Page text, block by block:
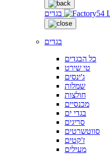
בגדים
בגדים
כל הבגדים
טי שירט
ג'ינסים
שמלות
חולצות
מכנסיים
בגדי ים
סריגים
סווטשרטים
ז'קטים
מעילים